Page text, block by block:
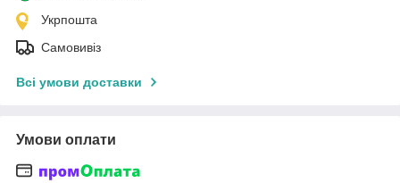
Укрпошта
Самовивіз
Всі умови доставки
Умови оплати